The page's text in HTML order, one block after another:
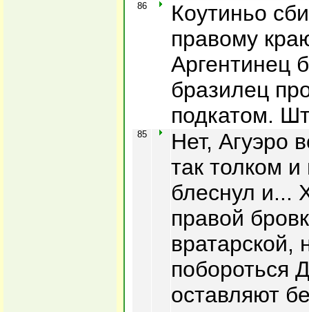
86
Коутиньо
правому
Аргентинец
бразилец
подкатом.
85
Нет, Агуэро
так толком
блеснул и...
правой
вратарской,
побороться
оставляют